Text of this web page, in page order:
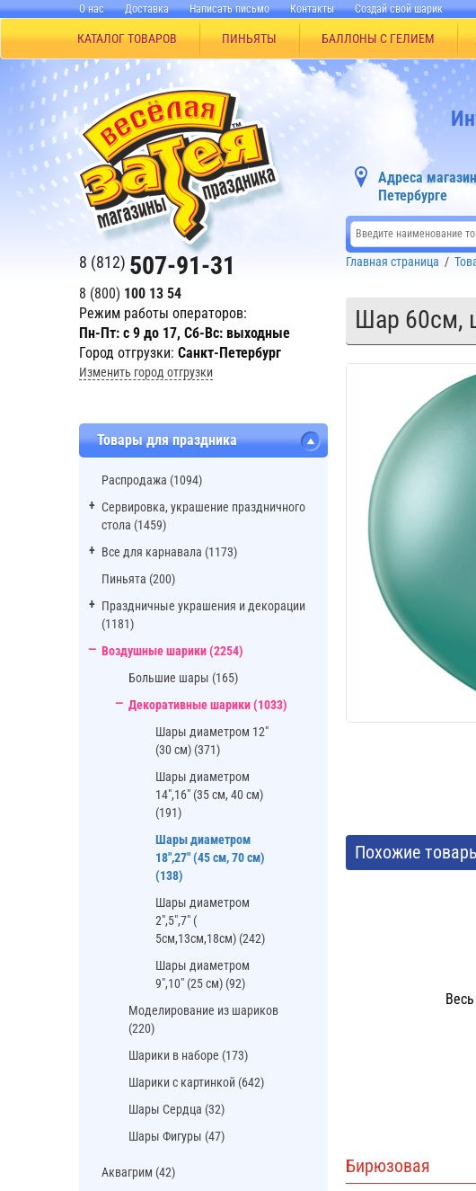
О нас Доставка Написать письмо Контакты Создай свой шарик
КАТАЛОГ ТОВАРОВ ПИНЬЯТЫ БАЛЛОНЫ С ГЕЛИЕМ
8 (812) 507-91-31
8 (800) 100 13 54
Режим работы операторов:
Пн-Пт: с 9 до 17, Сб-Вс: выходные
Город отгрузки: Санкт-Петербург
Изменить город отгрузки
Товары для праздника
Распродажа (1094)
Сервировка, украшение праздничного
стола (1459)
Все для карнавала (1173)
Пиньята (200)
Праздничные украшения и декорации
(1181)
Воздушные шарики (2254)
Большие шары (165)
Декоративные шарики (1033)
Шары диаметром 12"
(30 см) (371)
Шары диаметром
14",16" (35 см, 40 см)
(191)
Шары диаметром
18",27" (45 см, 70 см)
(138)
Шары диаметром
2",5",7" (
5см,13см,18см) (242)
Шары диаметром
9",10" (25 см) (92)
Моделирование из шариков
(220)
Шарики в наборе (173)
Шарики с картинкой (642)
Шары Сердца (32)
Шары Фигуры (47)
Аквагрим (42)
Адреса
Петербурге
Главная страница /
Шар 60см,
Похожие
Бирюзовая